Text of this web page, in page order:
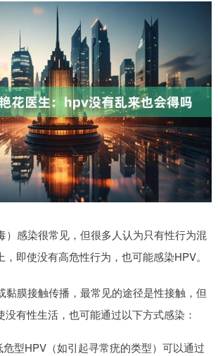
）感染很常见，但很多人认为只有性行为混
即使没有高危性行为，也可能感染HPV。
黏膜接触传播，最常见的途径是性接触，但
有性生活，也可能通过以下方式感染：
型HPV（如引起寻常疣的类型）可以通过